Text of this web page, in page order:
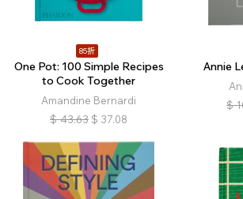
85折
One Pot: 100 Simple Recipes
to Cook Together
Amandine Bernardi
$ 43.63 $ 37.08
Annie
$